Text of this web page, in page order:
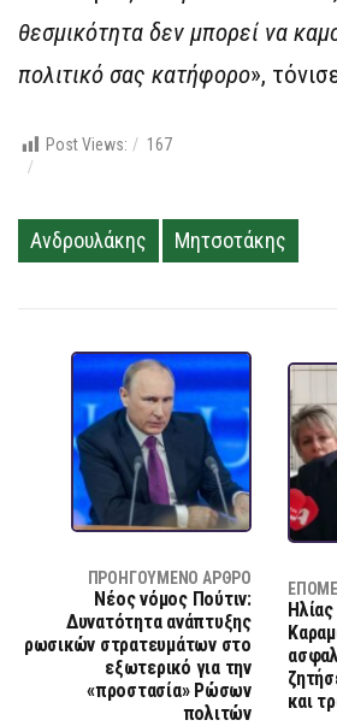
θεσμικότητα δεν μπορεί να
πολιτικό σας κατήφορο»,
Post Views: 167
Ανδρουλάκης Μητσοτάκης
ΠΡΟΗΓΟΎΜΕΝΟ ΆΡΘΡΟ
Νέος νόμος Πούτιν:
Δυνατότητα ανάπτυξης
ρωσικών στρατευμάτων στο
εξωτερικό για την
«προστασία» Ρώσων
πολιτών
και